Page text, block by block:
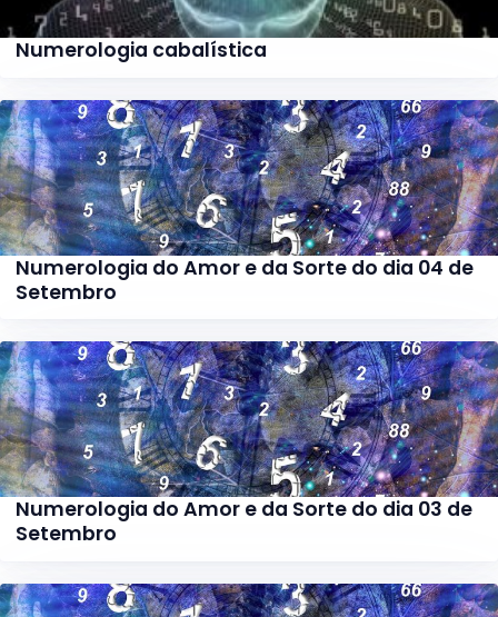
Numerologia cabalística
Numerologia do Amor e da Sorte do dia 04 de
Setembro
Numerologia do Amor e da Sorte do dia 03 de
Setembro